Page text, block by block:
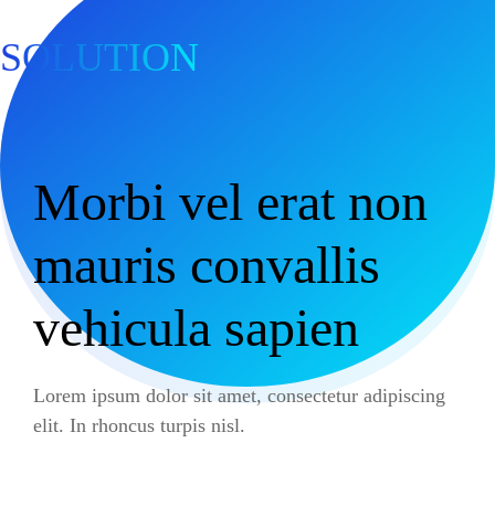
SOLUTION
Morbi vel erat non
mauris convallis
vehicula sapien
Lorem ipsum dolor sit amet, consectetur adipiscing
elit. In rhoncus turpis nisl.